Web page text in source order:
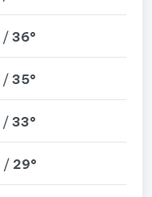
/ 36°
/ 35°
/ 33°
/ 29°